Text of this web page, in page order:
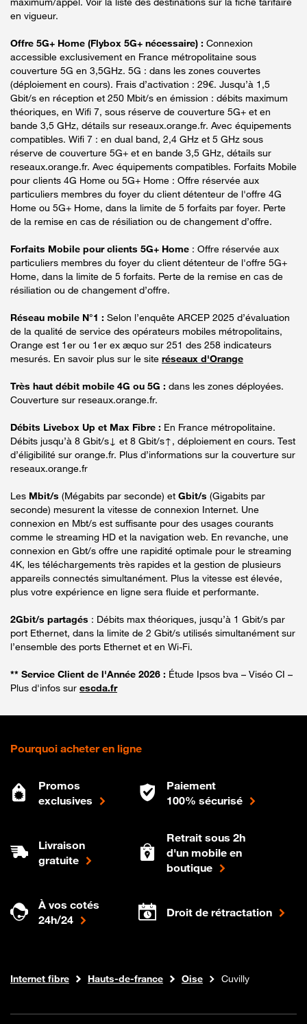
en vigueur.
Offre 5G+ Home (Flybox 5G+ nécessaire) : Connexion
accessible exclusivement en France métropolitaine sous
couverture 5G en 3,5GHz. 5G : dans les zones couvertes
(déploiement en cours). Frais d’activation : 29€. Jusqu’à 1,5
Gbit/s en réception et 250 Mbit/s en émission : débits maximum
théoriques, en Wifi 7, sous réserve de couverture 5G+ et en
bande 3,5 GHz, détails sur reseaux.orange.fr. Avec équipements
compatibles. Wifi 7 : en dual band, 2,4 GHz et 5 GHz sous
réserve de couverture 5G+ et en bande 3,5 GHz, détails sur
reseaux.orange.fr. Avec équipements compatibles. Forfaits Mobile
pour clients 4G Home ou 5G+ Home : Offre réservée aux
particuliers membres du foyer du client détenteur de l'offre 4G
Home ou 5G+ Home, dans la limite de 5 forfaits par foyer. Perte
de la remise en cas de résiliation ou de changement d’offre.
Forfaits Mobile pour clients 5G+ Home : Offre réservée aux
particuliers membres du foyer du client détenteur de l'offre 5G+
Home, dans la limite de 5 forfaits. Perte de la remise en cas de
résiliation ou de changement d’offre.
Réseau mobile N°1 : Selon l’enquête ARCEP 2025 d’évaluation
de la qualité de service des opérateurs mobiles métropolitains,
Orange est 1er ou 1er ex æquo sur 251 des 258 indicateurs
mesurés. En savoir plus sur le site réseaux d'Orange
Très haut débit mobile 4G ou 5G : dans les zones déployées.
Couverture sur reseaux.orange.fr.
Débits Livebox Up et Max Fibre : En France métropolitaine.
Débits jusqu’à 8 Gbit/s↓ et 8 Gbit/s↑, déploiement en cours. Test
d’éligibilité sur orange.fr. Plus d’informations sur la couverture sur
reseaux.orange.fr
Les Mbit/s (Mégabits par seconde) et Gbit/s (Gigabits par
seconde) mesurent la vitesse de connexion Internet. Une
connexion en Mbt/s est suffisante pour des usages courants
comme le streaming HD et la navigation web. En revanche, une
connexion en Gbt/s offre une rapidité optimale pour le streaming
4K, les téléchargements très rapides et la gestion de plusieurs
appareils connectés simultanément. Plus la vitesse est élevée,
plus votre expérience en ligne sera fluide et performante.
2Gbit/s partagés : Débits max théoriques, jusqu’à 1 Gbit/s par
port Ethernet, dans la limite de 2 Gbit/s utilisés simultanément sur
l’ensemble des ports Ethernet et en Wi-Fi.
** Service Client de l'Année 2026 : Étude Ipsos bva – Viséo CI –
Plus d'infos sur escda.fr
Pourquoi acheter en ligne
Promos
exclusives
Paiement
100% sécurisé
Livraison
gratuite
Retrait sous 2h
d'un mobile en
boutique
À vos cotés
24h/24
Droit de rétractation
Boutique Orange
Internet fibre Hauts-de-france Oise Cuvilly